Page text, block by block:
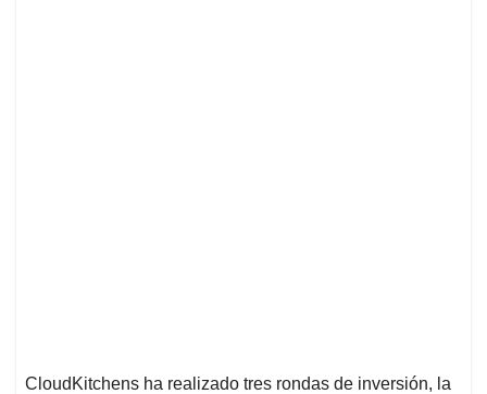
CloudKitchens ha realizado tres rondas de inversión, la